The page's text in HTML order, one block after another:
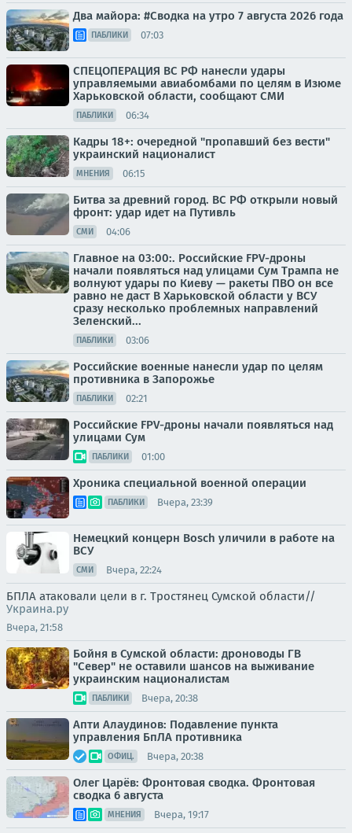
Два майора: #Сводка на утро 7 августа 2026 года
ПАБЛИКИ 07:03
СПЕЦОПЕРАЦИЯ ВС РФ нанесли удары
управляемыми авиабомбами по целям в Изюме
Харьковской области, сообщают СМИ
ПАБЛИКИ 06:34
Кадры 18+: очередной "пропавший без вести"
украинский националист
МНЕНИЯ 06:15
Битва за древний город. ВС РФ открыли новый
фронт: удар идет на Путивль
СМИ 04:06
Главное на 03:00:. Российские FPV-дроны
начали появляться над улицами Сум Трампа не
волнуют удары по Киеву — ракеты ПВО он все
равно не даст В Харьковской области у ВСУ
сразу несколько проблемных направлений
Зеленский...
ПАБЛИКИ 03:06
Российские военные нанесли удар по целям
противника в Запорожье
ПАБЛИКИ 02:21
Российские FPV-дроны начали появляться над
улицами Сум
ПАБЛИКИ 01:00
Хроника специальной военной операции
ПАБЛИКИ Вчера, 23:39
Немецкий концерн Bosch уличили в работе на
ВСУ
СМИ Вчера, 22:24
БПЛА атаковали цели в г. Тростянец Сумской области//
Украина.ру
Вчера, 21:58
Бойня в Сумской области: дроноводы ГВ
"Север" не оставили шансов на выживание
украинским националистам
ПАБЛИКИ Вчера, 20:38
Апти Алаудинов: Подавление пункта
управления БпЛА противника
ОФИЦ. Вчера, 20:38
Олег Царёв: Фронтовая сводка. Фронтовая
сводка 6 августа
МНЕНИЯ Вчера, 19:17